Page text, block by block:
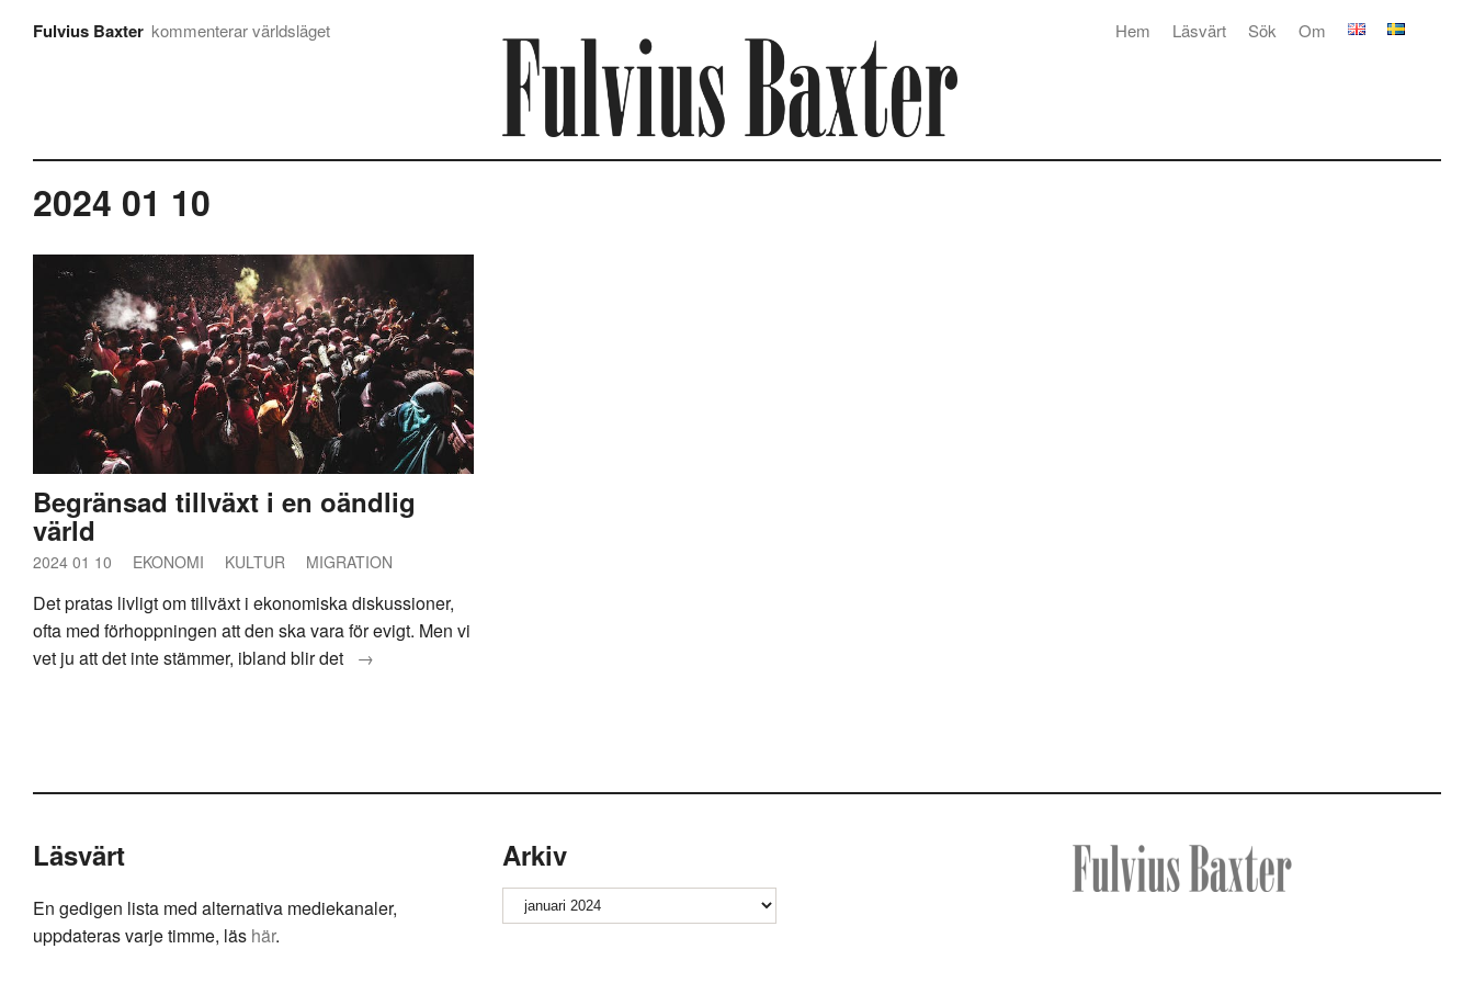
Fulvius Baxter kommenterar världsläget Om
Sök
Läsvärt
Hem
2024 01 10
Begränsad tillväxt i en oändlig
värld
2024 01 10 EKONOMI KULTUR MIGRATION
Det pratas livligt om tillväxt i ekonomiska diskussioner,
ofta med förhoppningen att den ska vara för evigt. Men vi
vet ju att det inte stämmer, ibland blir det
→
Läsvärt
En gedigen lista med alternativa mediekanaler,
uppdateras varje timme, läs här.
Arkiv
Arkiv